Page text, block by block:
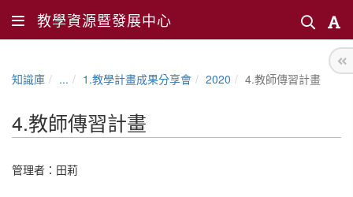
教學資源暨發展中心
知識庫 ... 1.教學計畫成果分享會 2020 4.教師傳習計畫
4.教師傳習計畫
管理者： 田莉